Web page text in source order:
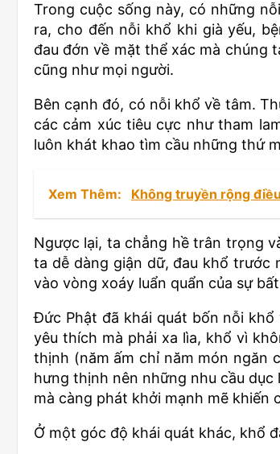
Trong cuộc sống này, có những
ra, cho đến nỗi khổ khi già yếu,
đau đớn về mặt thể xác mà chúng
cũng như mọi người.
Bên cạnh đó, có nỗi khổ về tâm.
các cảm xúc tiêu cực như tham
luôn khát khao tìm cầu những thứ
Xem Thêm: Không truyền rộng
Ngược lại, ta chẳng hề trân trọng
ta dễ dàng giận dữ, đau khổ trước
vào vòng xoáy luẩn quẩn của sự
Đức Phật đã khái quát bốn nỗi
yêu thích mà phải xa lìa, khổ vì
thịnh (năm ấm chỉ năm món ngăn
hưng thịnh nên những nhu cầu
mà càng phát khởi mạnh mẽ khiến
Ở một góc độ khái quát khác, khổ